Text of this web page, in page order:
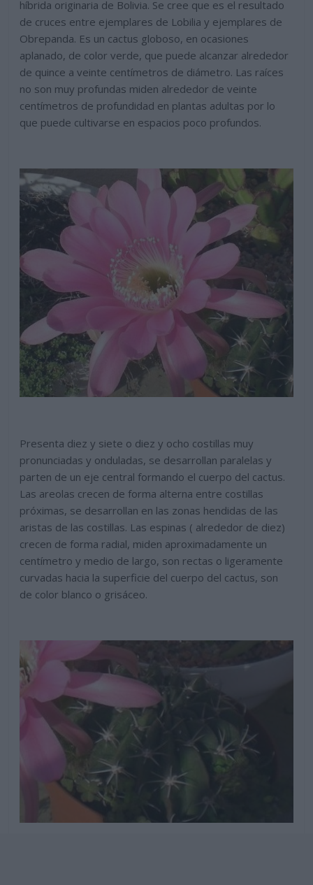
híbrida originaria de Bolivia. Se cree que es el resultado
de cruces entre ejemplares de Lobilia y ejemplares de
Obrepanda. Es un cactus globoso, en ocasiones
aplanado, de color verde, que puede alcanzar alrededor
de quince a veinte centímetros de diámetro. Las raíces
no son muy profundas miden alrededor de veinte
centímetros de profundidad en plantas adultas por lo
que puede cultivarse en espacios poco profundos.
Presenta diez y siete o diez y ocho costillas muy
pronunciadas y onduladas, se desarrollan paralelas y
parten de un eje central formando el cuerpo del cactus.
Las areolas crecen de forma alterna entre costillas
próximas, se desarrollan en las zonas hendidas de las
aristas de las costillas. Las espinas ( alrededor de diez)
crecen de forma radial, miden aproximadamente un
centímetro y medio de largo, son rectas o ligeramente
curvadas hacia la superficie del cuerpo del cactus, son
de color blanco o grisáceo.